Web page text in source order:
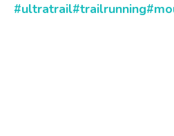
#ultratrail#trailrunning